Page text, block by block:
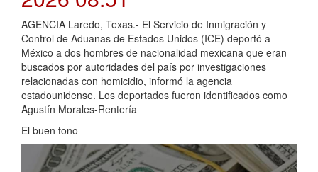
AGENCIA Laredo, Texas.- El Servicio de Inmigración y
Control de Aduanas de Estados Unidos (ICE) deportó a
México a dos hombres de nacionalidad mexicana que eran
buscados por autoridades del país por investigaciones
relacionadas con homicidio, informó la agencia
estadounidense. Los deportados fueron identificados como
Agustín Morales-Rentería
El buen tono